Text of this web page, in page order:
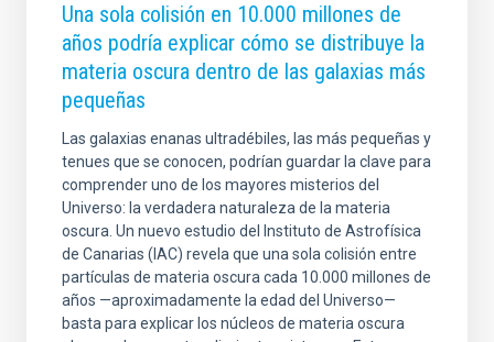
Una sola colisión en 10.000 millones de
años podría explicar cómo se distribuye la
materia oscura dentro de las galaxias más
pequeñas
Las galaxias enanas ultradébiles, las más pequeñas y
tenues que se conocen, podrían guardar la clave para
comprender uno de los mayores misterios del
Universo: la verdadera naturaleza de la materia
oscura. Un nuevo estudio del Instituto de Astrofísica
de Canarias (IAC) revela que una sola colisión entre
partículas de materia oscura cada 10.000 millones de
años —aproximadamente la edad del Universo—
basta para explicar los núcleos de materia oscura